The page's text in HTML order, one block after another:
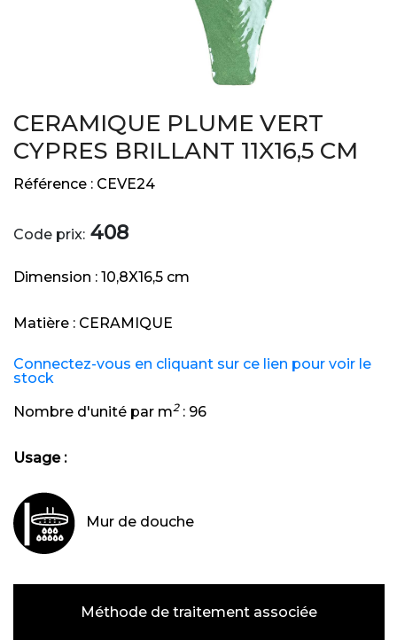
CERAMIQUE PLUME VERT
CYPRES BRILLANT 11X16,5 CM
Référence : CEVE24
Code prix: 408
Dimension : 10,8X16,5 cm
Matière : CERAMIQUE
Connectez-vous en cliquant sur ce lien pour voir le
stock
Nombre d'unité par m2: 96
Usage :
Mur de douche
Méthode de traitement associée